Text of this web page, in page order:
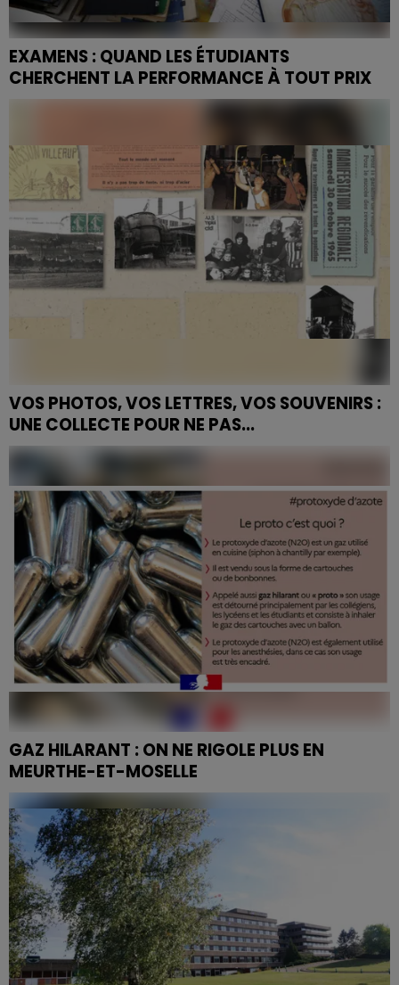
EXAMENS : QUAND LES ÉTUDIANTS
CHERCHENT LA PERFORMANCE À TOUT PRIX
38 % des jeunes de 14 à 20 ans consomment des
étude récente. Entre Ritaline détournée et
compléments...
VOS PHOTOS, VOS LETTRES, VOS SOUVENIRS :
UNE COLLECTE POUR NE PAS...
Les Archives départementales de Meurthe-et-
Moselle lancent une grande collecte participative
pour sauvegarder les traces du monde industriel —
sidérurgie,...
GAZ HILARANT : ON NE RIGOLE PLUS EN
MEURTHE-ET-MOSELLE
Face à la recrudescence de l'usage récréatif du
protoxyde d'azote, le préfet Yves Séguy a signé un
arrêté d'interdiction valable jusqu'au 13 septembre
2026.